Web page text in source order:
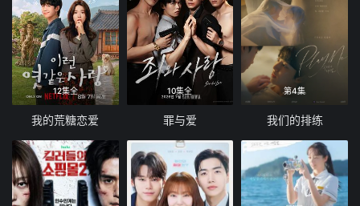
12集全
我的荒糖恋爱
10集全
罪与爱
第4集
我们的排练